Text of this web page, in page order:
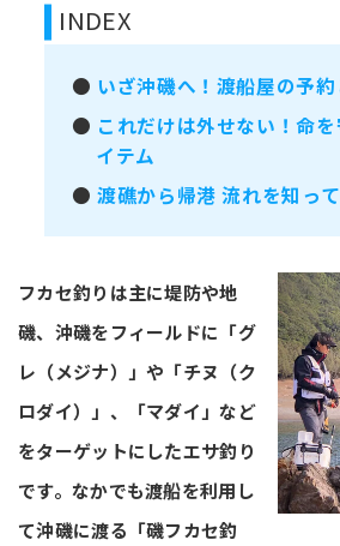
INDEX
● いざ沖磯へ！渡船屋の予
● これだけは外せない！命
イテム
●渡礁から帰港 流れを知っ
フカセ釣りは主に堤防や地
磯、沖磯をフィールドに「グ
レ（メジナ）」や「チヌ（ク
ロダイ）」、「マダイ」など
をターゲットにしたエサ釣り
です。なかでも渡船を利用し
て沖磯に渡る「磯フカセ釣